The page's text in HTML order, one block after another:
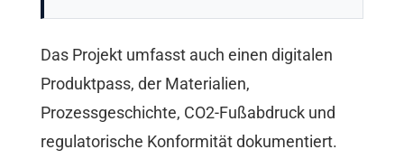
Das Projekt umfasst auch einen digitalen
Produktpass, der Materialien,
Prozessgeschichte, CO2-Fußabdruck und
regulatorische Konformität dokumentiert.